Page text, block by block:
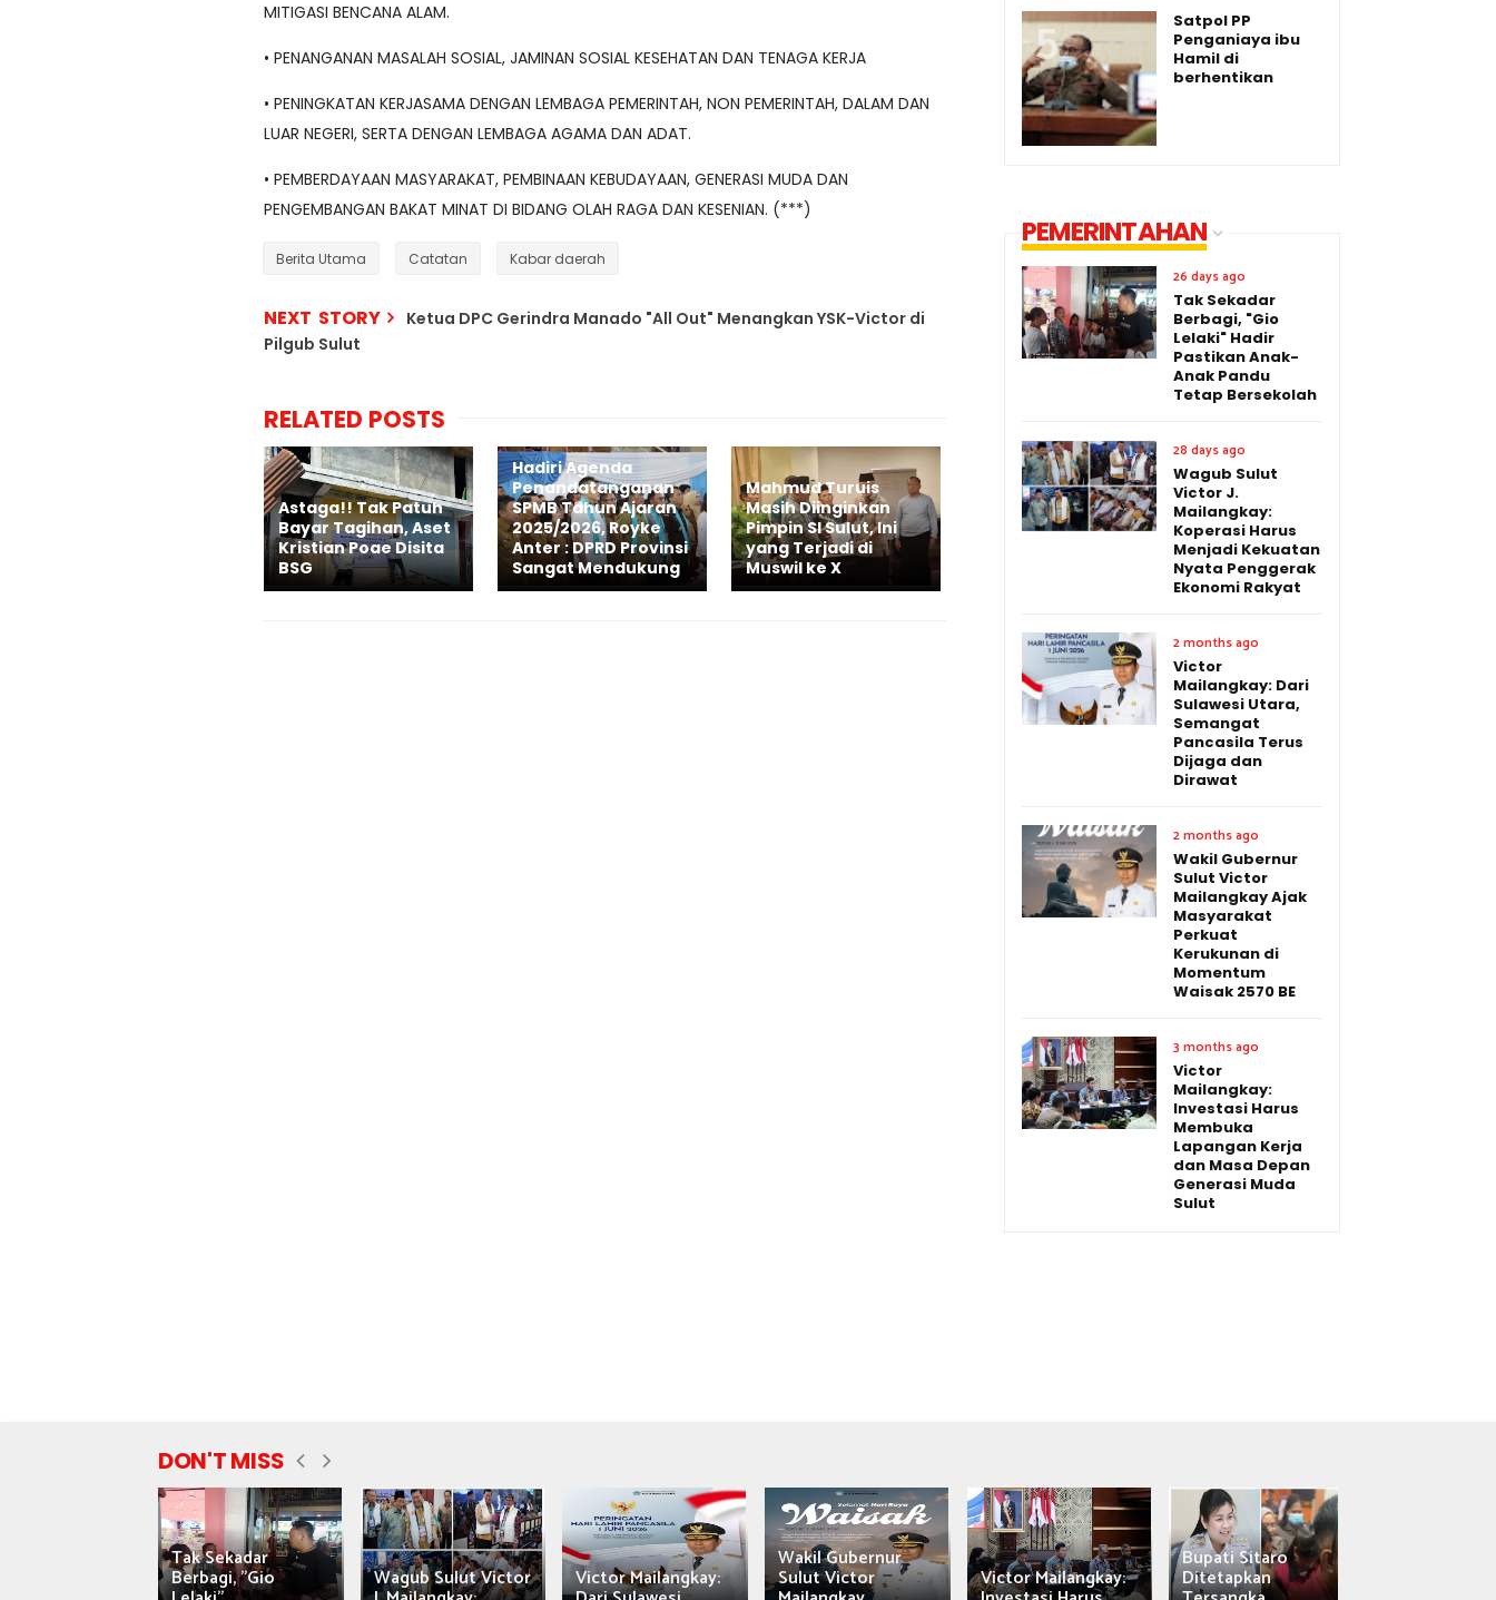
MITIGASI BENCANA ALAM.
• PENANGANAN MASALAH SOSIAL, JAMINAN SOSIAL KESEHATAN DAN TENAGA KERJA
• PENINGKATAN KERJASAMA DENGAN LEMBAGA PEMERINTAH, NON PEMERINTAH, DALAM DAN
LUAR NEGERI, SERTA DENGAN LEMBAGA AGAMA DAN ADAT.
• PEMBERDAYAAN MASYARAKAT, PEMBINAAN KEBUDAYAAN, GENERASI MUDA DAN
PENGEMBANGAN BAKAT MINAT DI BIDANG OLAH RAGA DAN KESENIAN. (***)
Berita Utama Catatan Kabar daerah
NEXT STORY
Ketua DPC Gerindra Manado "All Out" Menangkan YSK-Victor di
Pilgub Sulut
RELATED POSTS
Astaga!! Tak Patuh
Bayar Tagihan, Aset
Kristian Poae Disita
BSG
Hadiri Agenda
Penandatanganan
SPMB Tahun Ajaran
2025/2026, Royke
Anter : DPRD Provinsi
Sangat Mendukung
Mahmud Turuis
Masih Diinginkan
Pimpin SI Sulut, Ini
yang Terjadi di
Muswil ke X
Satpol PP
Penganiaya ibu
Hamil di
berhentikan
PEMERINTAHAN
26 days ago
Tak Sekadar
Berbagi, "Gio
Lelaki" Hadir
Pastikan Anak-
Anak Pandu
Tetap Bersekolah
28 days ago
Wagub Sulut
Victor J.
Mailangkay:
Koperasi Harus
Menjadi Kekuatan
Nyata Penggerak
Ekonomi Rakyat
2 months ago
Victor
Mailangkay: Dari
Sulawesi Utara,
Semangat
Pancasila Terus
Dijaga dan
Dirawat
2 months ago
Wakil Gubernur
Sulut Victor
Mailangkay Ajak
Masyarakat
Perkuat
Kerukunan di
Momentum
Waisak 2570 BE
3 months ago
Victor
Mailangkay:
Investasi Harus
Membuka
Lapangan Kerja
dan Masa Depan
Generasi Muda
Sulut
DON'T MISS
Tak Sekadar
Berbagi, "Gio Wagub Sulut Victor Victor Mailangkay:
Wakil Gubernur
Sulut Victor Victor Mailangkay:
Bupati Sitaro
Ditetapkan